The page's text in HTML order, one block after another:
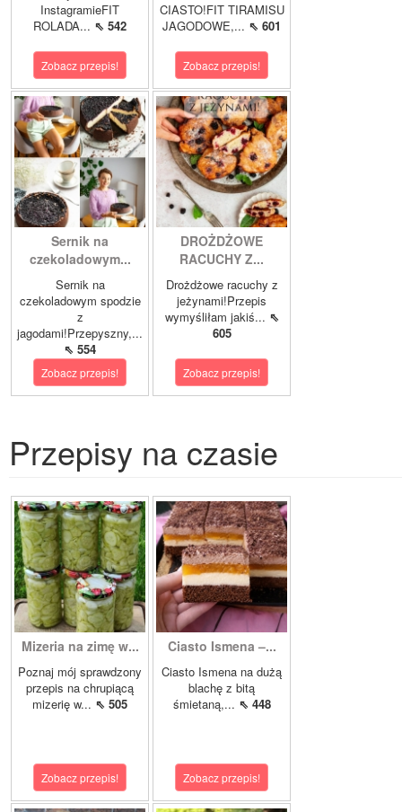
InstagramieFIT
ROLADA... ⇖ 542
Zobacz przepis!
CIASTO!FIT TIRAMISU
JAGODOWE,... ⇖ 601
Zobacz przepis!
Sernik na
czekoladowym...
Sernik na
czekoladowym spodzie
z
jagodami!Przepyszny,...
⇖ 554
Zobacz przepis!
DROŻDŻOWE
RACUCHY Z...
Drożdżowe racuchy z
jeżynami!Przepis
wymyśliłam jakiś... ⇖
605
Zobacz przepis!
Przepisy na czasie
Mizeria na zimę w...
Poznaj mój sprawdzony
przepis na chrupiącą
mizerię w... ⇖ 505
Zobacz przepis!
Ciasto Ismena –...
Ciasto Ismena na dużą
blachę z bitą
śmietaną,... ⇖ 448
Zobacz przepis!